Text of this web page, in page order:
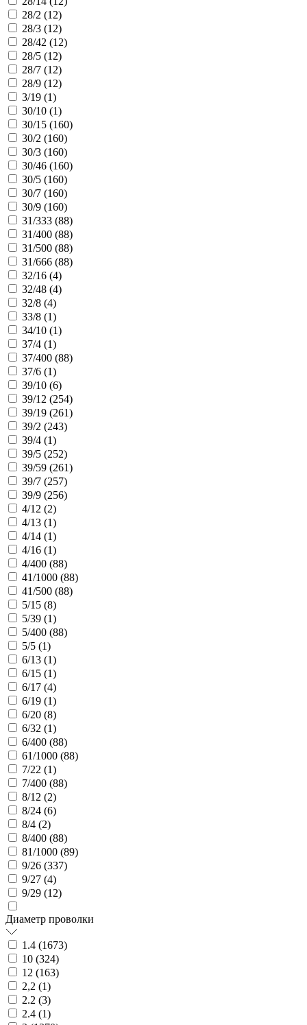
28/2 (12)
28/3 (12)
28/42 (12)
28/5 (12)
28/7 (12)
28/9 (12)
3/19 (1)
30/10 (1)
30/15 (160)
30/2 (160)
30/3 (160)
30/46 (160)
30/5 (160)
30/7 (160)
30/9 (160)
31/333 (88)
31/400 (88)
31/500 (88)
31/666 (88)
32/16 (4)
32/48 (4)
32/8 (4)
33/8 (1)
34/10 (1)
37/4 (1)
37/400 (88)
37/6 (1)
39/10 (6)
39/12 (254)
39/19 (261)
39/2 (243)
39/4 (1)
39/5 (252)
39/59 (261)
39/7 (257)
39/9 (256)
4/12 (2)
4/13 (1)
4/14 (1)
4/16 (1)
4/400 (88)
41/1000 (88)
41/500 (88)
5/15 (8)
5/39 (1)
5/400 (88)
5/5 (1)
6/13 (1)
6/15 (1)
6/17 (4)
6/19 (1)
6/20 (8)
6/32 (1)
6/400 (88)
61/1000 (88)
7/22 (1)
7/400 (88)
8/12 (2)
8/24 (6)
8/4 (2)
8/400 (88)
81/1000 (89)
9/26 (337)
9/27 (4)
9/29 (12)
Диаметр проволки
1.4 (1673)
10 (324)
12 (163)
2,2 (1)
2.2 (3)
2.4 (1)